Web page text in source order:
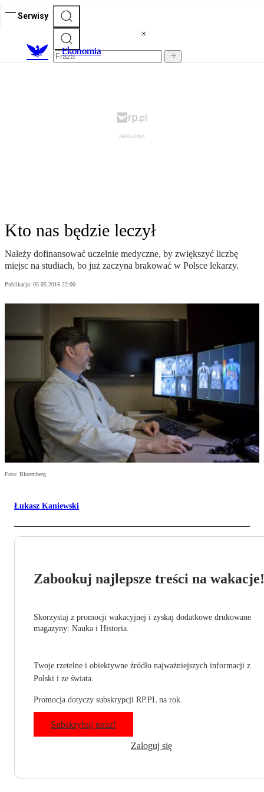
Serwisy
Ekonomia
Kto nas będzie leczył
Należy dofinansować uczelnie medyczne, by zwiększyć liczbę
miejsc na studiach, bo już zaczyna brakować w Polsce lekarzy.
Publikacja: 05.05.2016 22:00
Foto: Bloomberg
Łukasz Kaniewski
Zabookuj najlepsze treści na wakacje!
Skorzystaj z promocji wakacyjnej i zyskaj dodatkowe drukowane
magazyny: Nauka i Historia.
Twoje rzetelne i obiektywne źródło najważniejszych informacji z
Polski i ze świata.
Promocja dotyczy subskrypcji RP.PL na rok.
Subskrybuj teraz!
Zaloguj się